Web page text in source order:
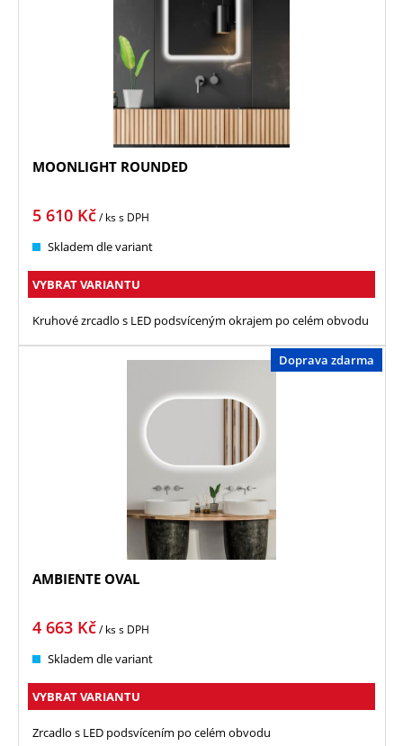
MOONLIGHT ROUNDED
5 610 Kč/ kss DPH
Skladem dle variant
VYBRAT VARIANTU
Kruhové zrcadlo s LED podsvíceným okrajem po celém obvodu
Doprava zdarma
AMBIENTE OVAL
4 663 Kč/ kss DPH
Skladem dle variant
VYBRAT VARIANTU
Zrcadlo s LED podsvícením po celém obvodu